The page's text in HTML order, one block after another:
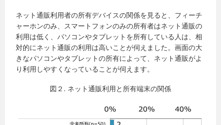
ネット通販利用者の所有デバイスの関係を見ると、フィーチ
ャーホンのみ、スマートフォンのみの所有者はネット通販の
利用は低く、パソコンやタブレットを所有している人は、相
対的にネット通販の利用は高いことが伺えました。画面の大
きなパソコンやタブレットの所有によって、ネット通販がよ
り利用しやすくなっていることが伺えます。
図２. ネット通販利用と所有端末の関係